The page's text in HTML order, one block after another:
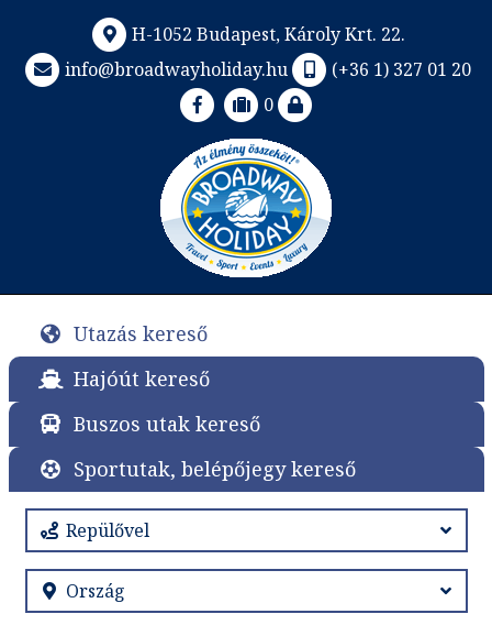
H-1052 Budapest, Károly Krt. 22.
info@broadwayholiday.hu
(+36 1) 327 01 20
0
Utazás kereső
Hajóút kereső
Buszos utak kereső
Sportutak, belépőjegy kereső